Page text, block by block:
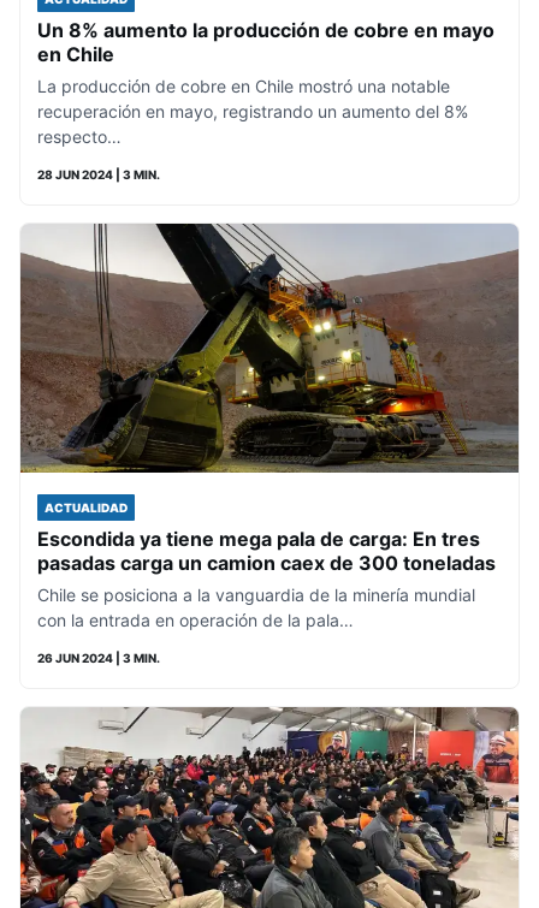
Un 8% aumento la producción de cobre en mayo
en Chile
La producción de cobre en Chile mostró una notable
recuperación en mayo, registrando un aumento del 8%
respecto…
28 JUN 2024 | 3 MIN.
ACTUALIDAD
Escondida ya tiene mega pala de carga: En tres
pasadas carga un camion caex de 300 toneladas
Chile se posiciona a la vanguardia de la minería mundial
con la entrada en operación de la pala…
26 JUN 2024 | 3 MIN.